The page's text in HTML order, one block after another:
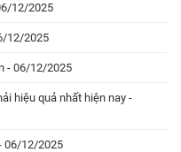
12/2025
12/2025
- 06/12/2025
hiệu quả nhất hiện nay -
06/12/2025